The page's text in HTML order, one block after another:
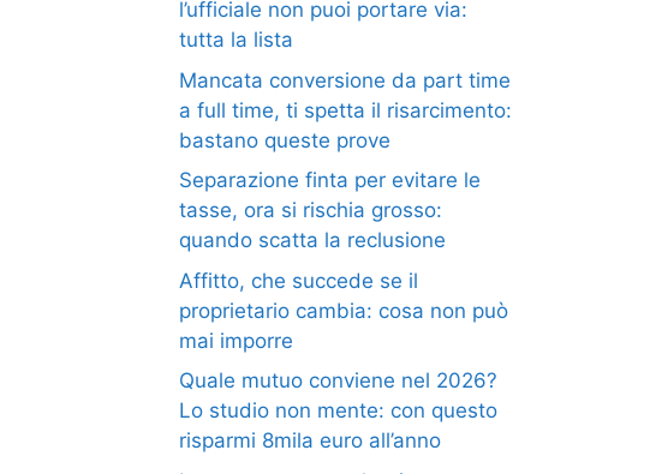
l’ufficiale non puoi portare via:
tutta la lista
Mancata conversione da part time
a full time, ti spetta il risarcimento:
bastano queste prove
Separazione finta per evitare le
tasse, ora si rischia grosso:
quando scatta la reclusione
Affitto, che succede se il
proprietario cambia: cosa non può
mai imporre
Quale mutuo conviene nel 2026?
Lo studio non mente: con questo
risparmi 8mila euro all’anno